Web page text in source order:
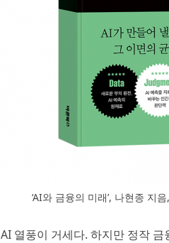
‘AI와 금융의 미래’, 나현종 지
열풍이 거세다. 하지만 정작